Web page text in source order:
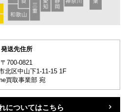
発送先住所
〒700-0821
北区中山下1-11-15 1F
買取事業部 宛
についてはこちら